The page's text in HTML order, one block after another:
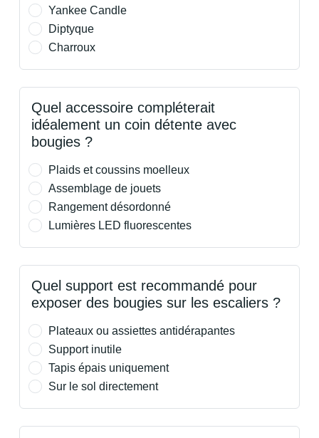
Yankee Candle
Diptyque
Charroux
Quel accessoire compléterait
idéalement un coin détente avec
bougies ?
Plaids et coussins moelleux
Assemblage de jouets
Rangement désordonné
Lumières LED fluorescentes
Quel support est recommandé pour
exposer des bougies sur les escaliers ?
Plateaux ou assiettes antidérapantes
Support inutile
Tapis épais uniquement
Sur le sol directement